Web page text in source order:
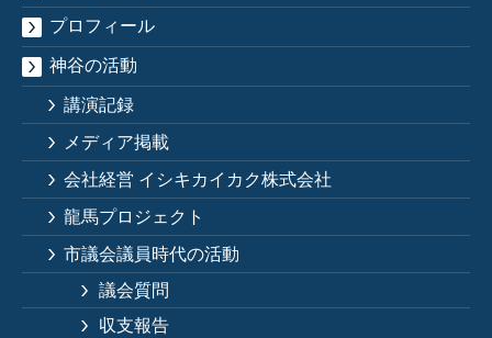
プロフィール
神谷の活動
講演記録
メディア掲載
会社経営 イシキカイカク株式会社
龍馬プロジェクト
市議会議員時代の活動
議会質問
収支報告